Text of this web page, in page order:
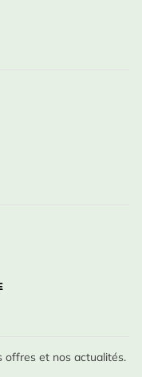
offres et nos actualités.